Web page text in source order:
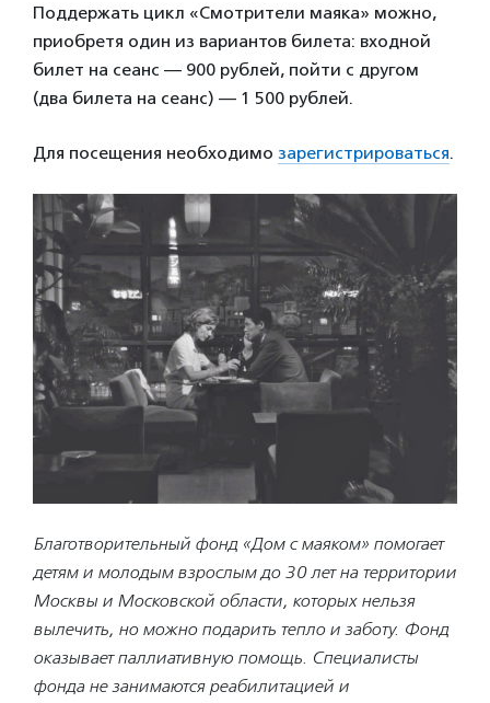
Поддержать цикл «Смотрители маяка» можно,
приобретя один из вариантов билета: входной
билет на сеанс — 900 рублей, пойти с другом
(два билета на сеанс) — 1 500 рублей.
Для посещения необходимо зарегистрироваться.
Благотворительный фонд «Дом с маяком» помогает
детям и молодым взрослым до 30 лет на территории
Москвы и Московской области, которых нельзя
вылечить, но можно подарить тепло и заботу. Фонд
оказывает паллиативную помощь. Специалисты
фонда не занимаются реабилитацией и